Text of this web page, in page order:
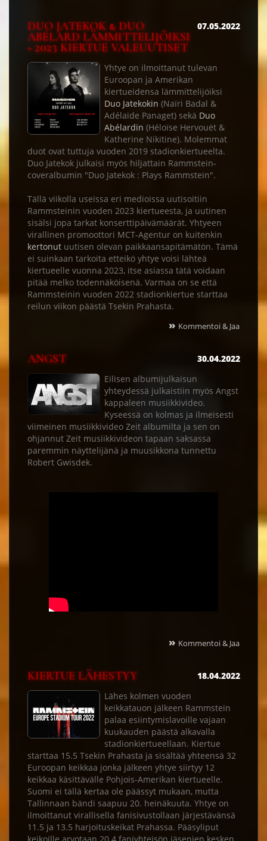
DUO JATEKOK & DUO
ABÉLARD LÄMMITTELIJÖIKSI
+ 2023 KIERTUE VALEUUTISET
07.05.2022
Yhtye on ilmoittanut tulevan
Euroopan ja Amerikan
kiertueidensa lämmittelijöiksi
Duo Jatekokin (Naïri Badal &
Adélaïde Panaget) sekä Duo
Abélardin (Héloïse Hervouët &
Katherine Nikitine). Molemmat
duot ovat tuttuja vuoden 2019 stadionkiertueelta.
Duo Jatekok julkaisi myös hiljattain Rammstein-
coveralbumin "Duo Jatekok : Plays Rammstein".
Tällä viikolla useissa eri medioissa uutisoitiin
Rammsteinin vuoden 2023 kiertueesta, ja uutinen
sisälsi jopa tarkat konserttipäivämäärät. Yhtyeen
virallinen promoottori MCT-Agentur on kuitenkin
kertonut uutisen olevan paikkaansapitämätön. Tämä
ei suinkaan tarkoita etteikö yhtye voisi lähteä
kiertueelle vuonna 2023, itse asiassa tätä voidaan
pitää melko todennäköisenä. Varmaa on se että
Rammsteinin vuoden 2022 stadionkiertue starttaa
reilun viikon päästä Tsekin Prahasta.
» Kommentoi & Jaa
ANGST
30.04.2022
Eilisen albumijulkaisun
yhteydessä julkaistiin myös Angst
kappaleen musiikkivideo.
Kyseessä on kolmas ja ilmeisesti
viimeinen musiikkivideo Zeit albumilta ja sen on
ohjannut Zeit musiikkivideon tapaan saksassa
paremmin näyttelijänä ja muusikkona tunnettu
Robert Gwisdek.
» Kommentoi & Jaa
KIERTUE LÄHESTYY
18.04.2022
Lähes kolmen vuoden
keikkatauon jälkeen Rammstein
palaa esiintymislavoille vajaan
kuukauden päästä alkavalla
stadionkiertueellaan. Kiertue
starttaa 15.5 Tsekin Prahasta ja sisältää yhteensä 32
Euroopan keikkaa jonka jälkeen yhtye siirtyy 12
keikkaa käsittävälle Pohjois-Amerikan kiertueelle.
Suomi ei tällä kertaa ole päässyt mukaan, mutta
Tallinnaan bändi saapuu 20. heinäkuuta. Yhtye on
ilmoittanut virallisella fanisivustollaan järjestävänsä
11.5 ja 13.5 harjoituskeikat Prahassa. Pääsyliput